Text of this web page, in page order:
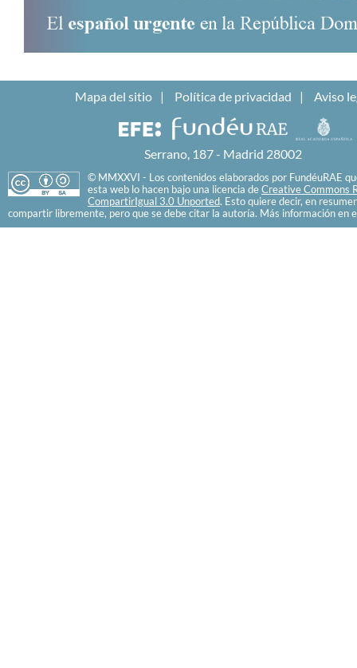
Mapa del sitio Política de privacidad Aviso
Serrano, 187 - Madrid 28002
© MMXXVI - Los contenidos elaborados por FundéuRAE
esta web lo hacen bajo una licencia de Creative Commons
CompartirIgual 3.0 Unported. Esto quiere decir, en
compartir libremente, pero que se debe citar la autoría. Más información en